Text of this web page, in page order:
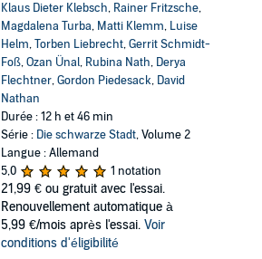
Klaus Dieter Klebsch, Rainer Fritzsche,
Magdalena Turba, Matti Klemm, Luise
Helm,Torben Liebrecht,Gerrit Schmidt-
Foß,Ozan Ünal, Rubina Nath, Derya
Flechtner,Gordon Piedesack, David
Nathan
Durée : 12 h et 46 min
Série : Die schwarze Stadt, Volume 2
Langue : Allemand
5,0
1 notation
21,99 € ou gratuit avec l'essai.
Renouvellement automatique à
5,99 €/mois après l'essai. Voir
conditions d'éligibilité